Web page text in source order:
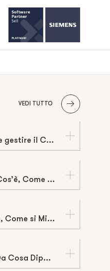
VEDI TUTTO
Webinar PLM: Come gestire il Change Management
Just in Time (JIT): Cos’è, Come Funziona e Requisiti per Applicarlo Davvero
Tempo Ciclo: Cos’è, Come si Misura e Differenza con Takt Time
Lead Time: Cos’è, Da Cosa Dipende e Come Ridurlo in Produzione